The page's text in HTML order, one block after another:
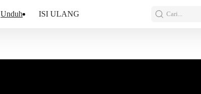
Unduh ISI ULANG Cari...